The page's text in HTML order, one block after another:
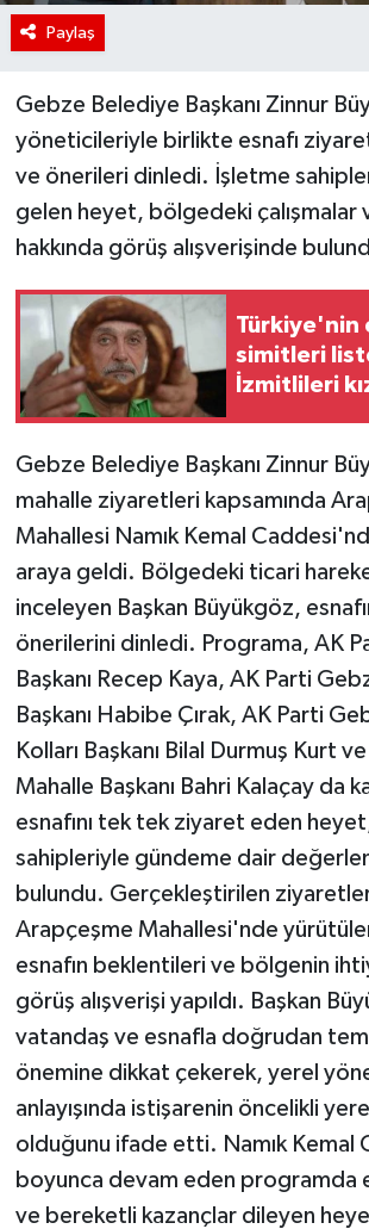
Paylaş
Gebze Belediye Başkanı Zinnur
yöneticileriyle birlikte esnafı
ve önerileri dinledi. İşletme
gelen heyet, bölgedeki çalışmalar
hakkında görüş alışverişinde
Türkiye'nin
simitleri
İzmitlileri
Gebze Belediye Başkanı Zinnur
mahalle ziyaretleri kapsamında
Mahallesi Namık Kemal
araya geldi. Bölgedeki ticari
inceleyen Başkan Büyükgöz,
önerilerini dinledi. Programa, AK
Başkanı Recep Kaya, AK Parti
Başkanı Habibe Çırak, AK Parti
Kolları Başkanı Bilal Durmuş Kurt
Mahalle Başkanı Bahri Kalaçay da
esnafını tek tek ziyaret eden
sahipleriyle gündeme dair
bulundu. Gerçekleştirilen
Arapçeşme Mahallesi'nde
esnafın beklentileri ve bölgenin
görüş alışverişi yapıldı. Başkan
vatandaş ve esnafla doğrudan
önemine dikkat çekerek, yerel
anlayışında istişarenin öncelikli
olduğunu ifade etti. Namık Kemal
boyunca devam eden programda
ve bereketli kazançlar dileyen